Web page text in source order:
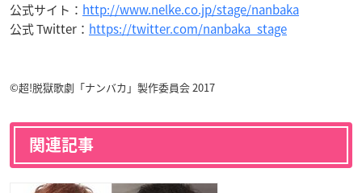
公式サイト： http://www.nelke.co.jp/stage/nanbaka
公式 Twitter： https://twitter.com/nanbaka_stage
©超!脱獄歌劇「ナンバカ」製作委員会 2017
関連記事